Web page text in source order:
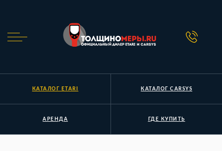
КАТАЛОГ ETARI КАТАЛОГ CARSYS
АРЕНДА ГДЕ КУПИТЬ